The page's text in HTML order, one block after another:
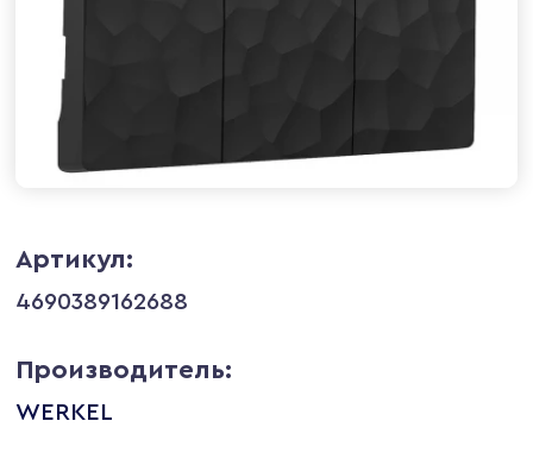
Артикул:
4690389162688
Производитель:
WERKEL